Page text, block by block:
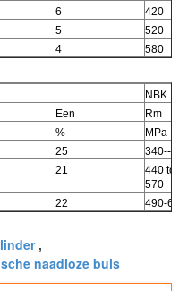
6
420
5
520
4 580
NBK
Een
Rm
%
MPa
25
340--
21
440
570
22 490-
,
naadloze buis